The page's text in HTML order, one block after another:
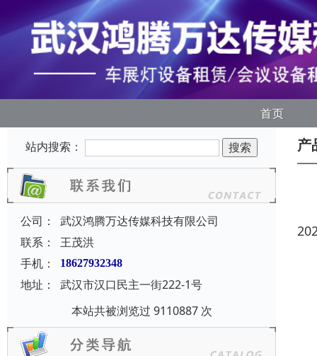
首页
站内搜索：
公司：
武汉鸿腾万达传媒科技有限公司
联系：
王茂洪
手机：
18627932348
地址：
武汉市汉口民主一街222-1号
本站共被浏览过 9110887 次
产